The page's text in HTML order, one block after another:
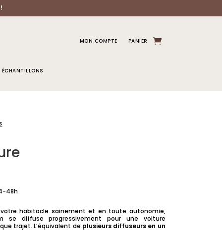
MON COMPTE PANIER
ÉCHANTILLONS
48h
habitacle sainement et en toute autonomie,
se diffuse progressivement pour une voiture
trajet. L’équivalent de plusieurs diffuseurs en un